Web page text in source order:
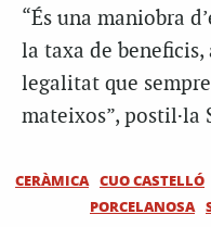
“És una maniobra
la taxa de beneficis,
legalitat que
mateixos”, postil·la
CERÀMICA CUO CASTELLÓ
PORCELANOSA